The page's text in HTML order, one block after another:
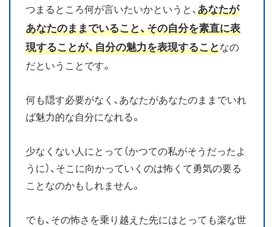
つまるところ何が言いたいかというと、あなたが
あなたのままでいること、その自分を素直に表
現することが、自分の魅力を表現することなの
だということです。
何も隠す必要がなく、あなたがあなたのままでいれ
ば魅力的な自分になれる。
少なくない人にとって（かつての私がそうだったよ
うに）、そこに向かっていくのは怖くて勇気の要る
ことなのかもしれません。
でも、その怖さを乗り越えた先にはとっても楽な世